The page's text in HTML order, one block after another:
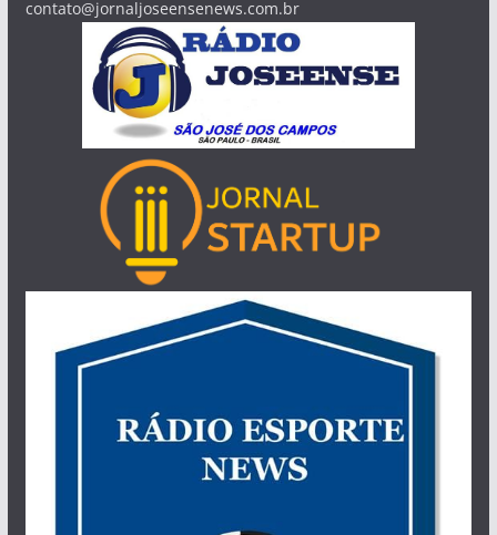
contato@jornaljoseensenews.com.br